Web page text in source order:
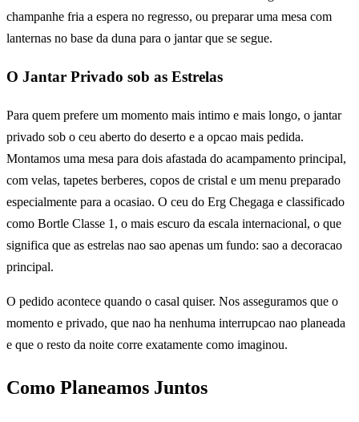
champanhe fria a espera no regresso, ou preparar uma mesa com
lanternas no base da duna para o jantar que se segue.
O Jantar Privado sob as Estrelas
Para quem prefere um momento mais intimo e mais longo, o jantar
privado sob o ceu aberto do deserto e a opcao mais pedida.
Montamos uma mesa para dois afastada do acampamento principal,
com velas, tapetes berberes, copos de cristal e um menu preparado
especialmente para a ocasiao. O ceu do Erg Chegaga e classificado
como Bortle Classe 1, o mais escuro da escala internacional, o que
significa que as estrelas nao sao apenas um fundo: sao a decoracao
principal.
O pedido acontece quando o casal quiser. Nos asseguramos que o
momento e privado, que nao ha nenhuma interrupcao nao planeada
e que o resto da noite corre exatamente como imaginou.
Como Planeamos Juntos